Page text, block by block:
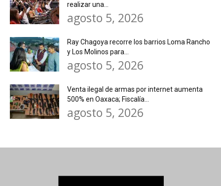
realizar una...
agosto 5, 2026
Ray Chagoya recorre los barrios Loma Rancho
y Los Molinos para...
agosto 5, 2026
Venta ilegal de armas por internet aumenta
500% en Oaxaca; Fiscalía...
agosto 5, 2026